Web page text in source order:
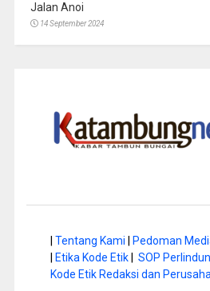
Jalan Anoi
14 September 2024
Tentang Kami Pedoman
Etika Kode Etik| SOP
Kode Etik Redaksi dan